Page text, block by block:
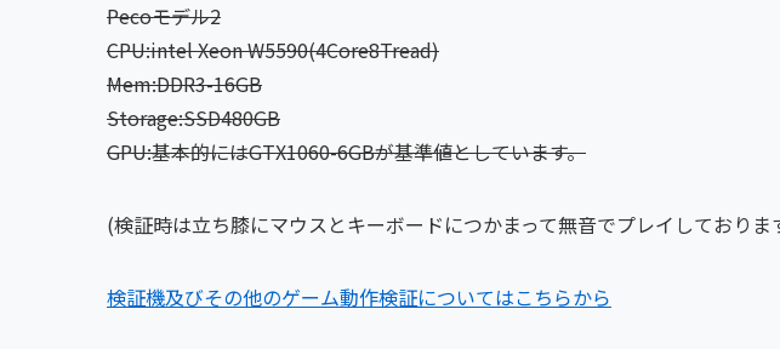
Pecoモデル2
CPU:intel Xeon W5590(4Core8Tread)
Mem:DDR3-16GB
Storage:SSD480GB
GPU:基本的にはGTX1060-6GBが基準値としています。
(検証時は立ち膝にマウスとキーボードにつかまって無音でプレイしておりま
検証機及びその他のゲーム動作検証についてはこちらから